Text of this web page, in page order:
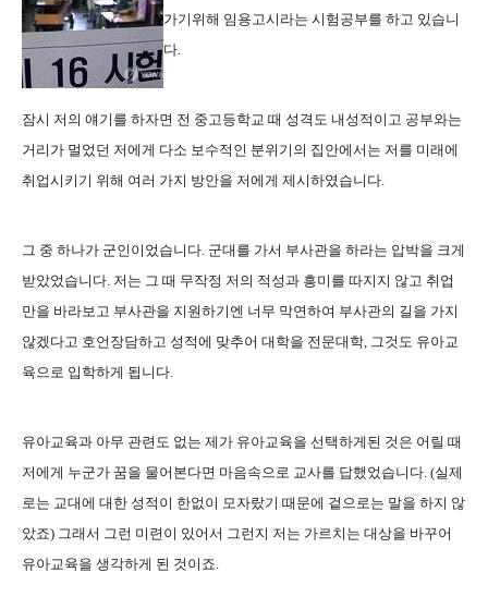
가기위해 임용고시라는 시험공부를 하고 있습니
다.
잠시 저의 얘기를 하자면 전 중고등학교 때 성격도 내성적이고 공부와는
거리가 멀었던 저에게 다소 보수적인 분위기의 집안에서는 저를 미래에
취업시키기 위해 여러 가지 방안을 저에게 제시하였습니다.
그 중 하나가 군인이었습니다. 군대를 가서 부사관을 하라는 압박을 크게
받았었습니다. 저는 그 때 무작정 저의 적성과 흥미를 따지지 않고 취업
만을 바라보고 부사관을 지원하기엔 너무 막연하여 부사관의 길을 가지
않겠다고 호언장담하고 성적에 맞추어 대학을 전문대학, 그것도 유아교
육으로 입학하게 됩니다.
유아교육과 아무 관련도 없는 제가 유아교육을 선택하게된 것은 어릴 때
저에게 누군가 꿈을 물어본다면 마음속으로 교사를 답했었습니다. (실제
로는 교대에 대한 성적이 한없이 모자랐기 때문에 겉으로는 말을 하지 않
았죠) 그래서 그런 미련이 있어서 그런지 저는 가르치는 대상을 바꾸어
유아교육을 생각하게 된 것이죠.